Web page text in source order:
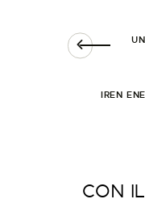
IREN
CON